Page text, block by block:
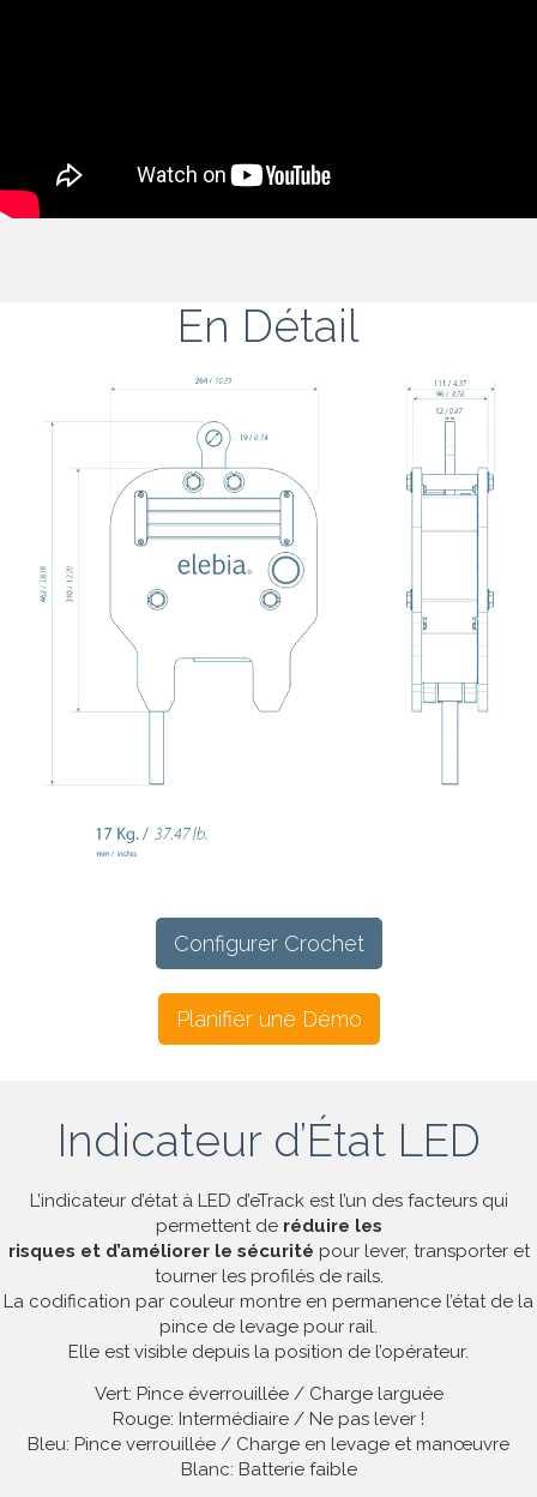
En Détail
Configurer Crochet
Planifier une Démo
Indicateur d’État LED
L’indicateur d’état à LED d’eTrack est l’un des facteurs qui
permettent de réduire les
risques et d’améliorer le sécurité pour lever, transporter et
tourner les profilés de rails.
La codification par couleur montre en permanence l’état de la
pince de levage pour rail.
Elle est visible depuis la position de l’opérateur.
Vert: Pince éverrouillée / Charge larguée
Rouge: Intermédiaire / Ne pas lever !
Bleu: Pince verrouillée / Charge en levage et manœuvre
Blanc: Batterie faible